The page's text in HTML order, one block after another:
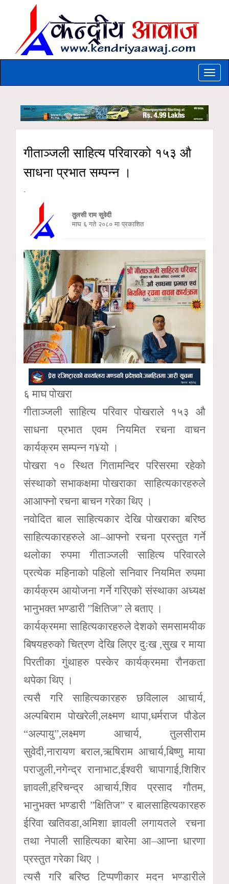
Toggle
गीताञ्जली साहित्य परिवारको १५३ औ
साधना प्रभात सम्पन्न ।
-
तुलसी राम सुवेदी
माघ ६ गते २०८० मा प्रकाशित
६ माघ पोखरा
गीताञ्जली साहित्य परिवार पोखराले १५३ औ
साधना प्रभात एवम नियमित रचना वाचन
कार्यक्रम सम्पन्न ग¥यो ।
पोखरा १० स्थित गितामन्दिर परिसरमा रहेको
संस्थाको सभाकक्षमा पोखराका साहित्यकारहरुले
आआफ्नो रचना बाचन गरेका थिए ।
नवोदित बाल साहित्यकार देखि पोखराका बरिष्ठ
साहित्यकारहरुले आ–आफ्नो रचना प्रस्तुत गर्ने
थलोका रुपमा गीताञ्जली साहित्य परिवारले
प्रत्येक महिनाको पहिलो सनिवार नियमित रुपमा
कार्यक्रम आयोजना गर्ने गरिएको संस्थाका अध्यक्ष
भानुभक्त भण्डारी ”क्षितिज” ले बताए ।
कार्यक्रममा साहित्यकारहरुले देशको समसामयीक
बिषयहरुको चित्रण देखि लिएर दुःख ,सुख र माया
पिरतीका गुंथाहरु पस्केर कार्यक्रममा रौनकता
थपेका थिए ।
त्यसै गरि साहित्यकारहरु छविलाल आचार्य,
अल्पबिराम पोखरेली,लक्ष्मण थापा,धर्मराज पौडेल
“अल्पायु”,लक्ष्मण आचार्य, तुलसीराम
सुवेदी,नारायण बराल,ऋषिराम आचार्य,बिष्णु माया
पराजुली,नगेन्द्र रानाभाट,ईश्वरी चापागाई,शिशिर
ज्ञावली,हरिचन्द्र आचार्य,शिव प्रसाद गौतम,
भानुभक्त भण्डारी ”क्षितिज” र बालसाहित्यकारहरु
ईरिवा खतिवडा,अमिशा ज्ञावली लगायतले रचना
तथा नेपाली साहित्यका बारेमा आ–आप्ना धारणा
प्रस्तुत गरेका थिए ।
त्यसै गरि बरिष्ठ टिप्पणीकार मदन भण्डारीले